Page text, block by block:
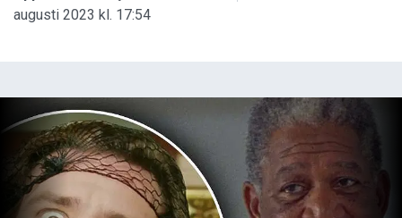
augusti 2023 kl. 17:54